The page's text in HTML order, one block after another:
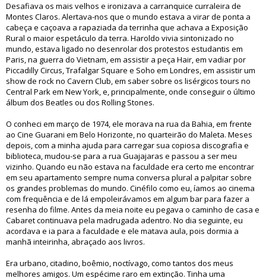
Desafiava os mais velhos e ironizava a carranquice curraleira de
Montes Claros. Alertava-nos que o mundo estava a virar de ponta a
cabeça e caçoava a rapaziada da terrinha que achava a Exposição
Rural o maior espetáculo da terra. Haroldo vivia sintonizado no
mundo, estava ligado no desenrolar dos protestos estudantis em
Paris, na guerra do Vietnam, em assistir a peça Hair, em vadiar por
Piccadilly Circus, Trafalgar Square e Soho em Londres, em assistir um
show de rock no Cavern Club, em saber sobre os lisérgicos tours no
Central Park em New York, e, principalmente, onde conseguir o último
álbum dos Beatles ou dos Rolling Stones.
O conheci em março de 1974, ele morava na rua da Bahia, em frente
ao Cine Guarani em Belo Horizonte, no quarteirão do Maleta. Meses
depois, com a minha ajuda para carregar sua copiosa discografia e
biblioteca, mudou-se para a rua Guajajaras e passou a ser meu
vizinho. Quando eu não estava na faculdade era certo me encontrar
em seu apartamento sempre numa conversa plural a palpitar sobre
os grandes problemas do mundo. Cinéfilo como eu, íamos ao cinema
com frequência e de lá empoleirávamos em algum bar para fazer a
resenha do filme. Antes da meia noite eu pegava o caminho de casa e
Cabaret continuava pela madrugada adentro. No dia seguinte, eu
acordava e ia para a faculdade e ele matava aula, pois dormia a
manhã inteirinha, abraçado aos livros.
Era urbano, citadino, boêmio, noctívago, como tantos dos meus
melhores amigos. Um espécime raro em extinção. Tinha uma